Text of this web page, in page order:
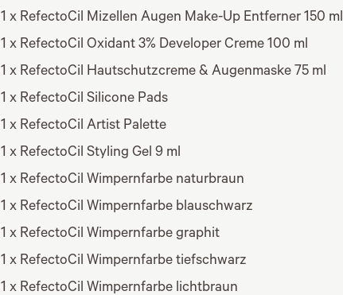
1 x RefectoCil Mizellen Augen Make-Up Entferner 150 ml
1 x RefectoCil Oxidant 3% Developer Creme 100 ml
1 x RefectoCil Hautschutzcreme & Augenmaske 75 ml
1 x RefectoCil Silicone Pads
1 x RefectoCil Artist Palette
1 x RefectoCil Styling Gel 9 ml
1 x RefectoCil Wimpernfarbe naturbraun
1 x RefectoCil Wimpernfarbe blauschwarz
1 x RefectoCil Wimpernfarbe graphit
1 x RefectoCil Wimpernfarbe tiefschwarz
1 x RefectoCil Wimpernfarbe lichtbraun